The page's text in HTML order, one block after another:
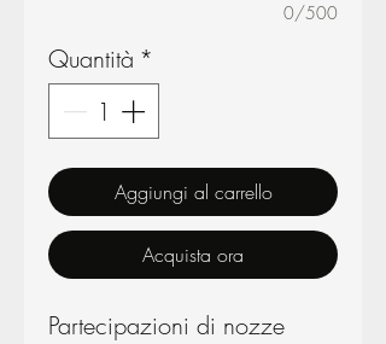
0/500
Quantità *
Aggiungi al carrello
Acquista ora
Partecipazioni di nozze